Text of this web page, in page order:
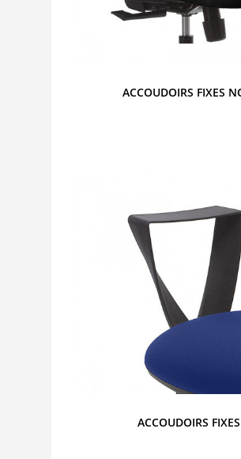
ACCOUDOIRS FIXES
ACCOUDOIRS FIXES